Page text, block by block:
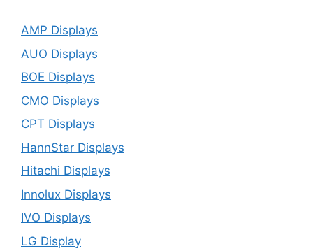
AMP Displays
AUO Displays
BOE Displays
CMO Displays
CPT Displays
HannStar Displays
Hitachi Displays
Innolux Displays
IVO Displays
LG Display